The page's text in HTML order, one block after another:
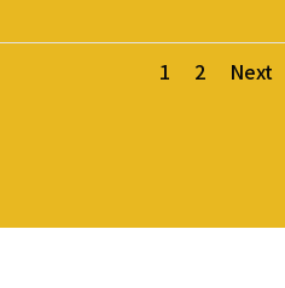
1 2 Next